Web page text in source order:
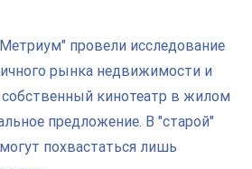
провели исследование
рынка недвижимости и
кинотеатр в жилом
предложение. В "старой"
похвастаться лишь